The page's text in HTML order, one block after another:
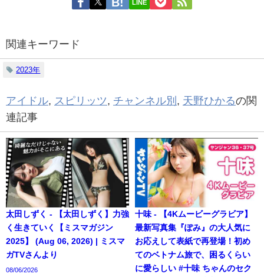
LINE
関連キーワード
2023年
アイドル, スピリッツ, チャンネル別 , 天野ひかるの関
連記事
太田しずく - 【太田しずく】力強
く生きていく【ミスマガジン
2025】 (Aug 06, 2026) | ミスマ
ガTVさんより
08/06/2026
十味 - 【4Kムービーグラビア】
最新写真集『ぽみ』の大人気に
お応えして表紙で再登場！初め
てのベトナム旅で、困るくらい
に愛らしい #十味 ちゃんのセク